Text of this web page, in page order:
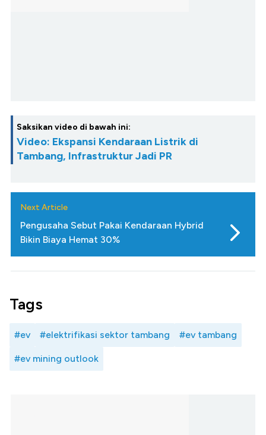
Saksikan video di bawah ini:
Video: Ekspansi Kendaraan Listrik di
Tambang, Infrastruktur Jadi PR
Next Article
Pengusaha Sebut Pakai Kendaraan Hybrid
Bikin Biaya Hemat 30%
Tags
#ev #elektrifikasi sektor tambang #ev tambang
#ev mining outlook